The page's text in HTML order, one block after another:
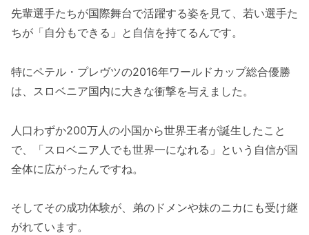
先輩選手たちが国際舞台で活躍する姿を見て、若い選手た
ちが「自分もできる」と自信を持てるんです。
特にペテル・プレヴツの2016年ワールドカップ総合優勝
は、スロベニア国内に大きな衝撃を与えました。
人口わずか200万人の小国から世界王者が誕生したこと
で、「スロベニア人でも世界一になれる」という自信が国
全体に広がったんですね。
そしてその成功体験が、弟のドメンや妹のニカにも受け継
がれています。